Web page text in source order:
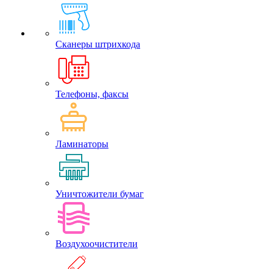
Сканеры штрихкода
Телефоны, факсы
Ламинаторы
Уничтожители бумаг
Воздухоочистители